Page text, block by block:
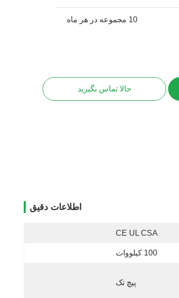
10 مجموعه در هر ماه
حالا تماس بگیرید
اطلاعات دقیق
CE UL CSA
100 کیلووات
پیچ تک